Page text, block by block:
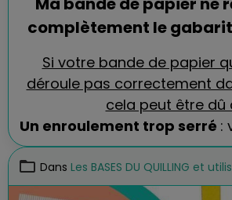
complètement le
Si votre bande de papier
déroule pas correctement
cela peut être dû
Un enroulement trop serré :
serré la bande en la
L’humidité: Le papier a
l’humidité, ce qui peut
Dans Les BASES DU QUILLING et